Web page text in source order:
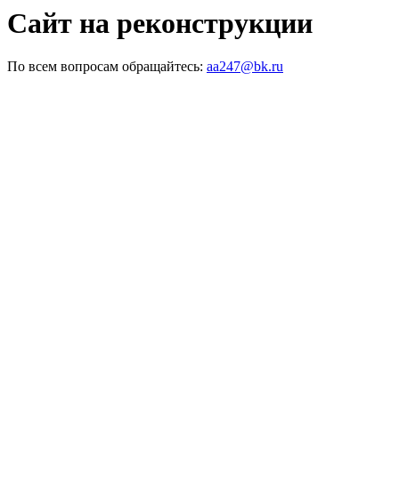
Сайт на реконструкции
По всем вопросам обращайтесь: aa247@bk.ru